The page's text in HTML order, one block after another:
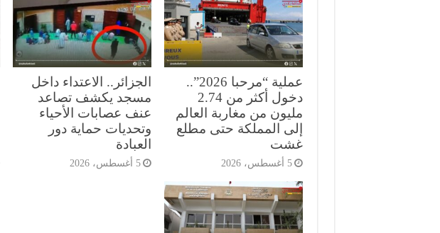
عملية “مرحبا 2026”..
دخول أكثر من 2.74
مليون من مغاربة العالم
إلى المملكة حتى مطلع
غشت
5 أغسطس، 2026
الجزائر.. الاعتداء داخل
مسجد يكشف تصاعد
عنف عصابات الأحياء
وتحديات حماية دور
العبادة
5 أغسطس، 2026